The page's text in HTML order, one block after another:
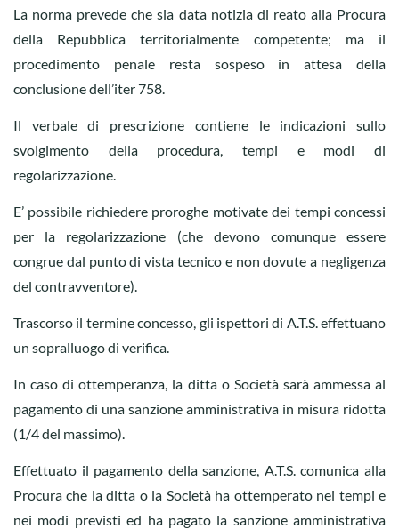
La norma prevede che sia data notizia di reato alla Procura
della Repubblica territorialmente competente; ma il
procedimento penale resta sospeso in attesa della
conclusione dell’iter 758.
Il verbale di prescrizione contiene le indicazioni sullo
svolgimento della procedura, tempi e modi di
regolarizzazione.
E’ possibile richiedere proroghe motivate dei tempi concessi
per la regolarizzazione (che devono comunque essere
congrue dal punto di vista tecnico e non dovute a negligenza
del contravventore).
Trascorso il termine concesso, gli ispettori di A.T.S. effettuano
un sopralluogo di verifica.
In caso di ottemperanza, la ditta o Società sarà ammessa al
pagamento di una sanzione amministrativa in misura ridotta
(1/4 del massimo).
Effettuato il pagamento della sanzione, A.T.S. comunica alla
Procura che la ditta o la Società ha ottemperato nei tempi e
nei modi previsti ed ha pagato la sanzione amministrativa